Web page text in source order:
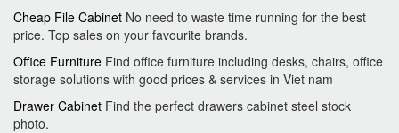
Cheap File Cabinet No need to waste time running for the best
price. Top sales on your favourite brands.
Office Furniture Find office furniture including desks, chairs, office
storage solutions with good prices & services in Viet nam
Drawer Cabinet Find the perfect drawers cabinet steel stock
photo.